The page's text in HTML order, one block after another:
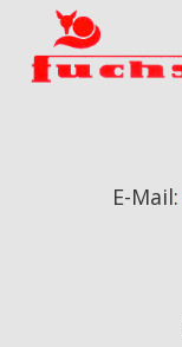
E-Mail: